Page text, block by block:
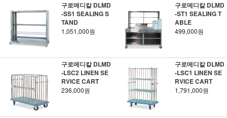
구로메디칼 DLMD
-SS1 SEALING S
TAND
1,051,000원
구로메디칼 DLMD
-ST1 SEALING T
ABLE
499,000원
구로메디칼 DLMD
-LSC2 LINEN SE
RVICE CART
236,000원
구로메디칼 DLMD
-LSC1 LINEN SE
RVICE CART
1,791,000원